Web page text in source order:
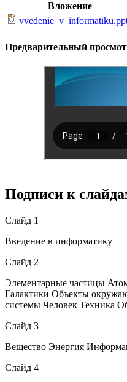
Вложение
Предварительный
Подписи к
Слайд 1
Введение в информатику
Слайд 2
Элементарные частицы
Галактики Объекты
системы Человек Техника
Слайд 3
Вещество Энергия
Слайд 4